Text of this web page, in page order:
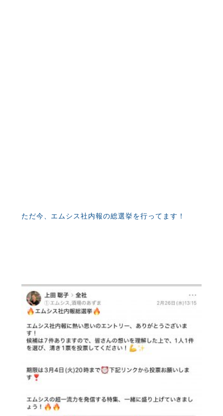
ただ今、エムシス社内報の総選挙を行ってます！